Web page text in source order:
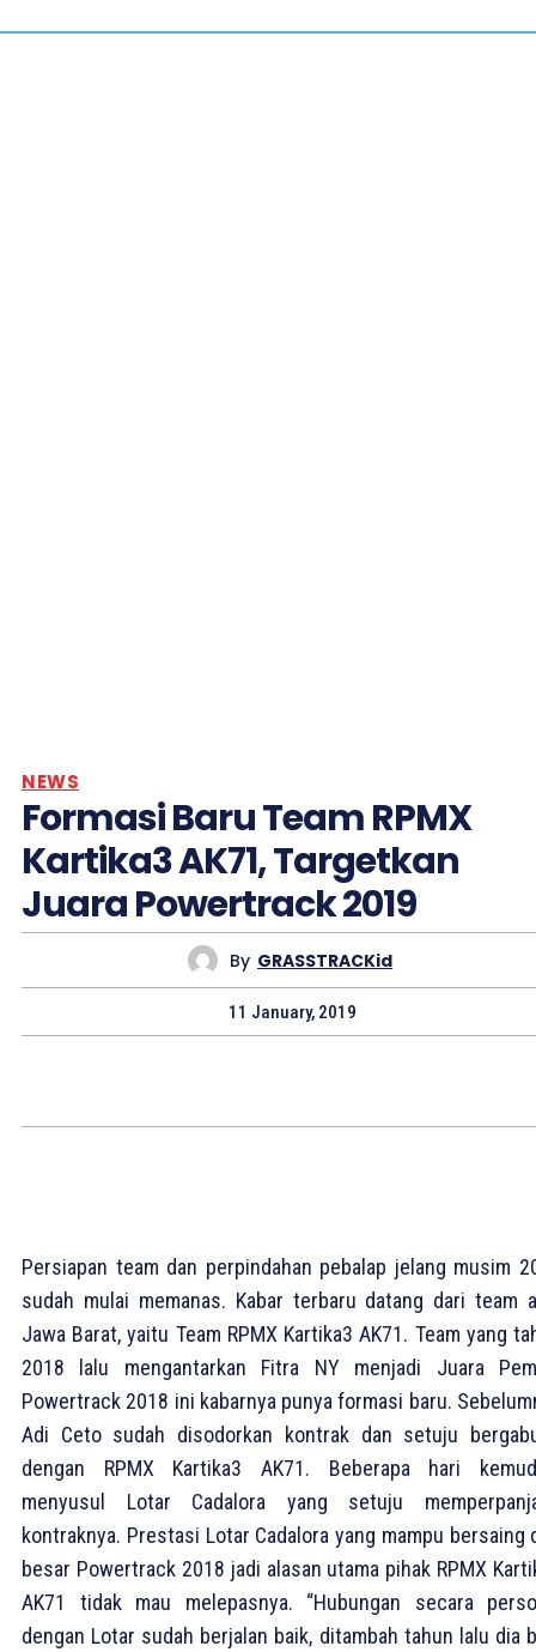
NEWS
Formasi Baru Team RPMX
Kartika3 AK71, Targetkan
Juara Powertrack 2019
By GRASSTRACKid
11 January, 2019
Persiapan team dan perpindahan pebalap jelang musim
sudah mulai memanas. Kabar terbaru datang dari team
Jawa Barat, yaitu Team RPMX Kartika3 AK71. Team yang
2018 lalu mengantarkan Fitra NY menjadi Juara
Powertrack 2018 ini kabarnya punya formasi baru.
Adi Ceto sudah disodorkan kontrak dan setuju
dengan RPMX Kartika3 AK71. Beberapa hari
menyusul Lotar Cadalora yang setuju
kontraknya. Prestasi Lotar Cadalora yang mampu bersaing
besar Powertrack 2018 jadi alasan utama pihak RPMX
AK71 tidak mau melepasnya. “Hubungan secara
dengan Lotar sudah berjalan baik, ditambah tahun lalu dia